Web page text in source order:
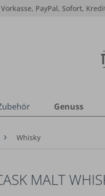
Vorkasse, PayPal, Sofort,
Genuss
Whisky
MALT